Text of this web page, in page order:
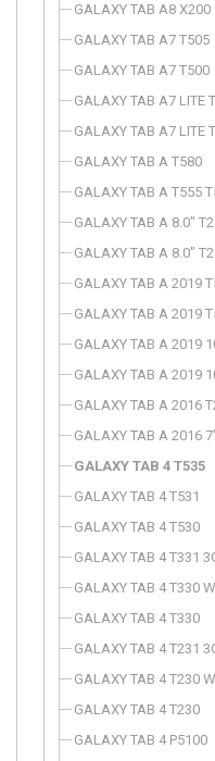
GALAXY TAB A8 X200
GALAXY TAB A7 T505
GALAXY TAB A7 T500
GALAXY TAB A7 LITE
GALAXY TAB A7 LITE
GALAXY TAB A T580
GALAXY TAB A T555
GALAXY TAB A 8.0"
GALAXY TAB A 8.0"
GALAXY TAB A 2019
GALAXY TAB A 2019
GALAXY TAB A 2019
GALAXY TAB A 2019
GALAXY TAB A 2016
GALAXY TAB A 2016
GALAXY TAB 4 T535
GALAXY TAB 4 T531
GALAXY TAB 4 T530
GALAXY TAB 4 T331
GALAXY TAB 4 T330
GALAXY TAB 4 T330
GALAXY TAB 4 T231
GALAXY TAB 4 T230
GALAXY TAB 4 T230
GALAXY TAB 4 P5100